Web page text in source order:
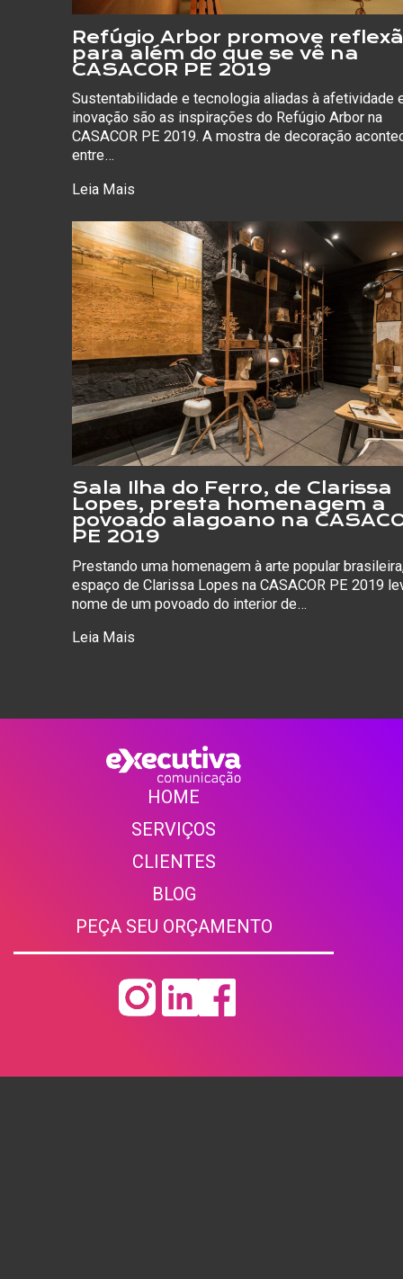
Refúgio Arbor promove
para além do que se vê na
CASACOR PE 2019
Sustentabilidade e tecnologia aliadas à afetividade
inovação são as inspirações do Refúgio Arbor na
CASACOR PE 2019. A mostra de decoração
entre…
Leia Mais
Sala Ilha do Ferro, de Clarissa
Lopes, presta homenagem a
povoado alagoano na
PE 2019
Prestando uma homenagem à arte popular
espaço de Clarissa Lopes na CASACOR PE 2019
nome de um povoado do interior de…
Leia Mais
HOME
SERVIÇOS
CLIENTES
BLOG
PEÇA SEU ORÇAMENTO